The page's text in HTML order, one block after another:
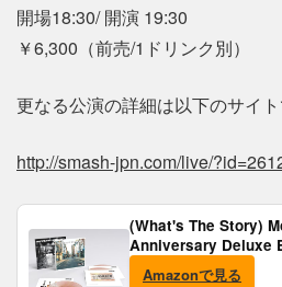
開場18:30/ 開演 19:30
￥6,300（前売/1ドリンク別）
更なる公演の詳細は以下のサイト
http://smash-jpn.com/live/
(What's The Story)
Anniversary Deluxe
Vinyl) [Analog]
Amazonで見る